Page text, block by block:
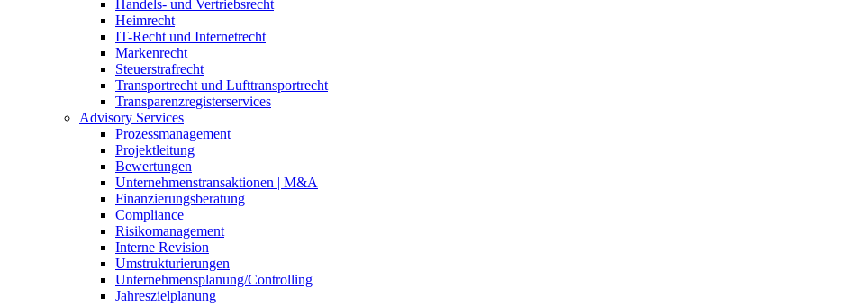
Handels- und Vertriebsrecht
Heimrecht
IT-Recht und Internetrecht
Markenrecht
Steuerstrafrecht
Transportrecht und Lufttransportrecht
Transparenzregisterservices
Advisory Services
Prozessmanagement
Projektleitung
Bewertungen
Unternehmenstransaktionen | M&A
Finanzierungsberatung
Compliance
Risikomanagement
Interne Revision
Umstrukturierungen
Unternehmensplanung/Controlling
Jahreszielplanung